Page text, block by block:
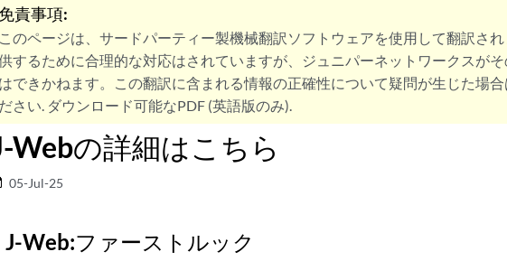
免責事項:
このページは、サードパーティー製機械翻訳ソフトウェアを使用して翻訳さ
するために合理的な対応はされていますが、ジュニパーネットワークスが
はできかねます。この翻訳に含まれる情報の正確性について疑問が生じた場合
ださい. ダウンロード可能なPDF (英語版のみ).
Webの詳細はこちら
05-Jul-25
J-Web:ファーストルック